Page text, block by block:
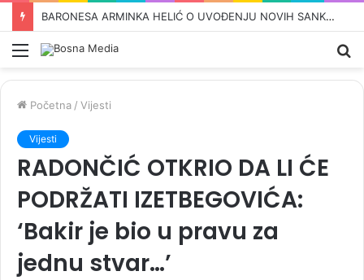
NOVI SKANDAL TRESE REPUBLIKU SRPSKU: Vukanović otkrio detalje velike tajne nagodbe Dodika i Stanivukovića, u sve je umiješan i Vučić…
Meni
Početna / Vijesti
Vijesti
RADONČIĆ OTKRIO DA LI ĆE
PODRŽATI IZETBEGOVIĆA:
‘Bakir je bio u pravu za
jednu stvar…’